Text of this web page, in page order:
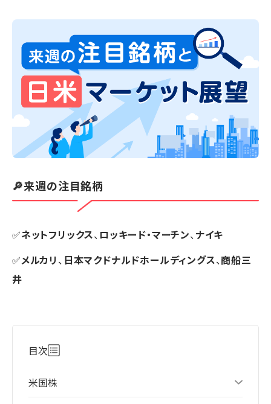
🔎来週の注目銘柄
✅ネットフリックス、 ロッキード・マーチン、ナイキ
✅メルカリ、 日本マクドナルドホールディングス、商船三
井
目次
米国株